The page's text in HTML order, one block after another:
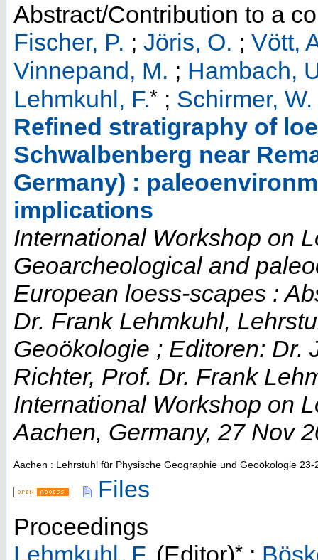
Abstract/Contribution to a
Fischer, P. ; Jöris, O. ; Vött,
Vinnepand, M. ; Hambach,
Lehmkuhl, F.* ; Schirmer, W.
Refined stratigraphy of
Schwalbenberg near
Germany) :
implications
International Workshop on
Geoarcheological and
European loess-scapes :
Dr. Frank Lehmkuhl,
Geoökologie ; Editoren: Dr.
Richter, Prof. Dr. Frank
International Workshop on
Aachen, Germany, 27 Nov
Aachen : Lehrstuhl für Physische Geographie und Geoökologie 23-
Files
Proceedings
Lehmkuhl, F. (Editor)* ;